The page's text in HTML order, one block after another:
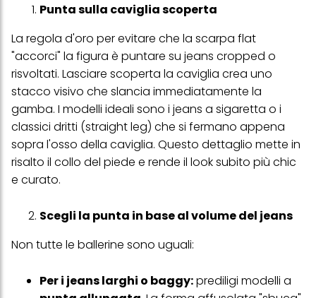
Punta sulla caviglia scoperta
La regola d'oro per evitare che la scarpa flat
"accorci" la figura è puntare su jeans cropped o
risvoltati. Lasciare scoperta la caviglia crea uno
stacco visivo che slancia immediatamente la
gamba. I modelli ideali sono i jeans a sigaretta o i
classici dritti (straight leg) che si fermano appena
sopra l'osso della caviglia. Questo dettaglio mette in
risalto il collo del piede e rende il look subito più chic
e curato.
Scegli la punta in base al volume del jeans
Non tutte le ballerine sono uguali:
Per i jeans larghi o baggy:prediligi modelli a